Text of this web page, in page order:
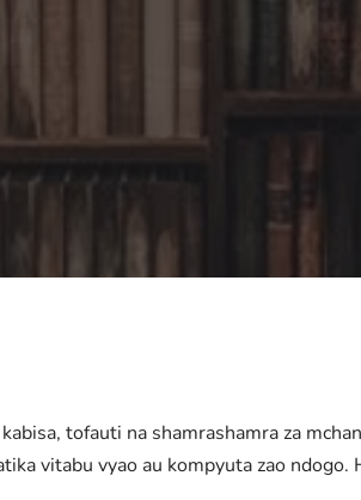
tofauti na shamrashamra za
vitabu vyao au kompyuta zao